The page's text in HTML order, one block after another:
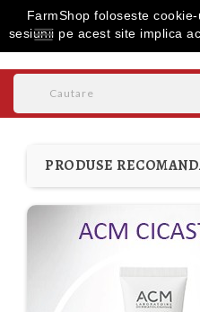

PRODUSE
FarmShop foloseste
sesiunii pe acest site implica